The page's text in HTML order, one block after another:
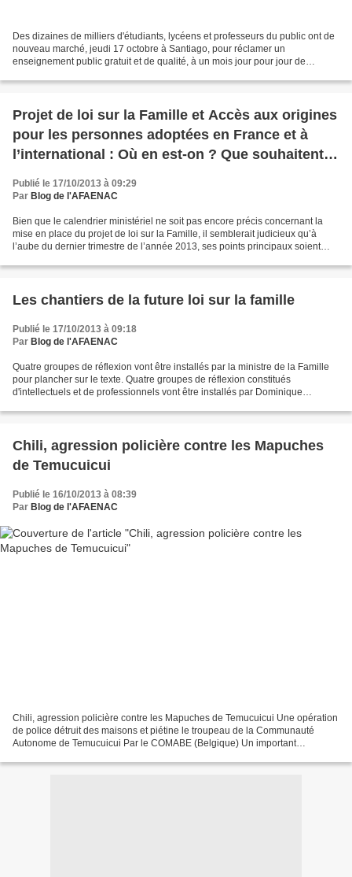
Des dizaines de milliers d'étudiants, lycéens et professeurs du public ont de
nouveau marché, jeudi 17 octobre à Santiago, pour réclamer un
enseignement public gratuit et de qualité, à un mois jour pour jour de
Projet de loi sur la Famille et Accès aux origines
pour les personnes adoptées en France et à
l’international : Où en est-on ? Que souhaitent
les adoptés ?
Publié le 17/10/2013 à 09:29
Par Blog de l'AFAENAC
Bien que le calendrier ministériel ne soit pas encore précis concernant la
mise en place du projet de loi sur la Famille, il semblerait judicieux qu’à
l’aube du dernier trimestre de l’année 2013, ses points principaux soient
Les chantiers de la future loi sur la famille
Publié le 17/10/2013 à 09:18
Par Blog de l'AFAENAC
Quatre groupes de réflexion vont être installés par la ministre de la Famille
pour plancher sur le texte. Quatre groupes de réflexion constitués
d'intellectuels et de professionnels vont être installés par Dominique
Chili, agression policière contre les Mapuches
de Temucuicui
Publié le 16/10/2013 à 08:39
Par Blog de l'AFAENAC
Chili, agression policière contre les Mapuches de Temucuicui Une opération
de police détruit des maisons et piétine le troupeau de la Communauté
Autonome de Temucuicui Par le COMABE (Belgique) Un important